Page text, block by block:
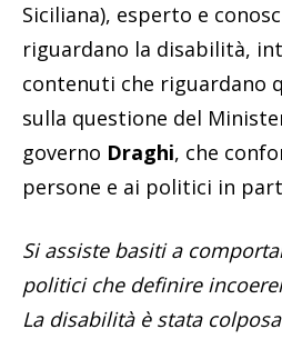
Siciliana), esperto e
riguardano la disabilità,
contenuti che riguardano
sulla questione del
governo Draghi, che
persone e ai politici in
Si assiste basiti a
politici che definire
La disabilità è stata